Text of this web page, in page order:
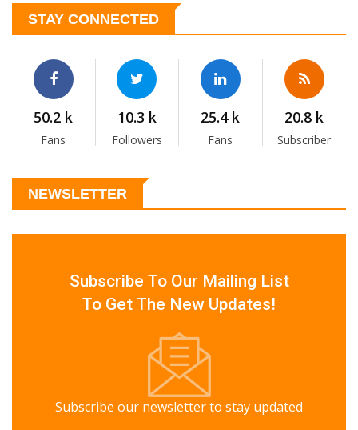
STAY CONNECTED
50.2 k
Fans
10.3 k
Followers
25.4 k
Fans
20.8 k
Subscriber
NEWSLETTER
Subscribe To Our Mailing List
To Get The New Updates!
Subscribe our newsletter to stay updated